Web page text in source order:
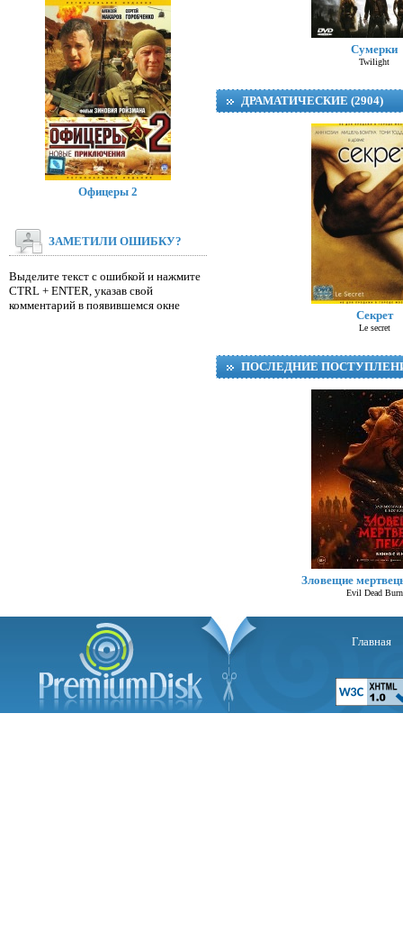
Сумерки
Twilight
ДРАМАТИЧЕСКИЕ (2904)
Секрет
Le secret
ПОСЛЕДНИЕ
Зловещие
Evil Dead Burn
Офицеры 2
ЗАМЕТИЛИ ОШИБКУ?
Выделите текст с ошибкой и нажмите
CTRL + ENTER, указав свой
комментарий в появившемся окне
Главная